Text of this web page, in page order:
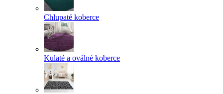
Chlupaté koberce
Kulaté a oválné koberce